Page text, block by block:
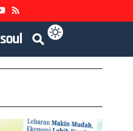
soul